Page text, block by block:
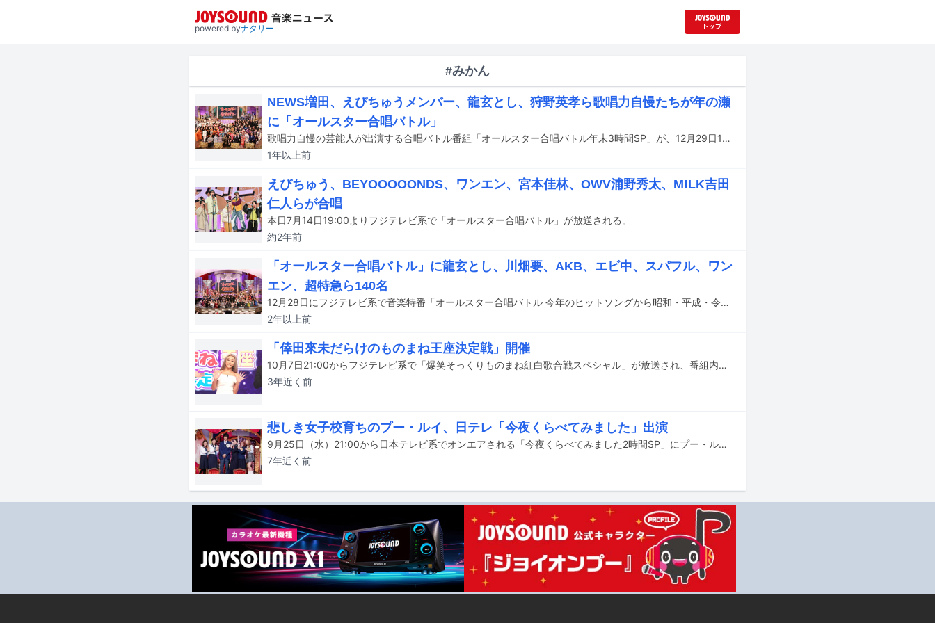
powered byナタリー
#みかん
NEWS増田、えびちゅうメンバー、龍玄とし、狩野英孝ら歌唱力自慢たちが年の瀬
に「オールスター合唱バトル」
歌唱力自慢の芸能人が出演する合唱バトル番組「オールスター合唱バトル年末3時間SP」が、12月29日19:00から3時間にわたり放送される。
1年以上前
えびちゅう、BEYOOOOONDS、ワンエン、宮本佳林、OWV浦野秀太、M!LK吉田
仁人らが合唱
本日7月14日19:00よりフジテレビ系で「オールスター合唱バトル」が放送される。
約2年前
「オールスター合唱バトル」に龍玄とし、川畑要、AKB、エビ中、スパフル、ワン
エン、超特急ら140名
12月28日にフジテレビ系で音楽特番「オールスター合唱バトル 今年のヒットソングから昭和・平成・令和を彩った名曲まで140人が熱唱！年末SP」が放送される。
2年以上前
「倖田來未だらけのものまね王座決定戦」開催
10月7日21:00からフジテレビ系で「爆笑そっくりものまね紅白歌合戦スペシャル」が放送され、番組内で「倖田來未だらけのものまね王座決定戦」が開催される。
3年近く 前
悲しき女子校育ちのプー・ルイ、日テレ「今夜くらべてみました」出演
9月25日（水）21:00から日本テレビ系でオンエアされる「今夜くらべてみました2時間SP」にプー・ルイ（BILLIE IDLE）が出演する。
7年近く 前